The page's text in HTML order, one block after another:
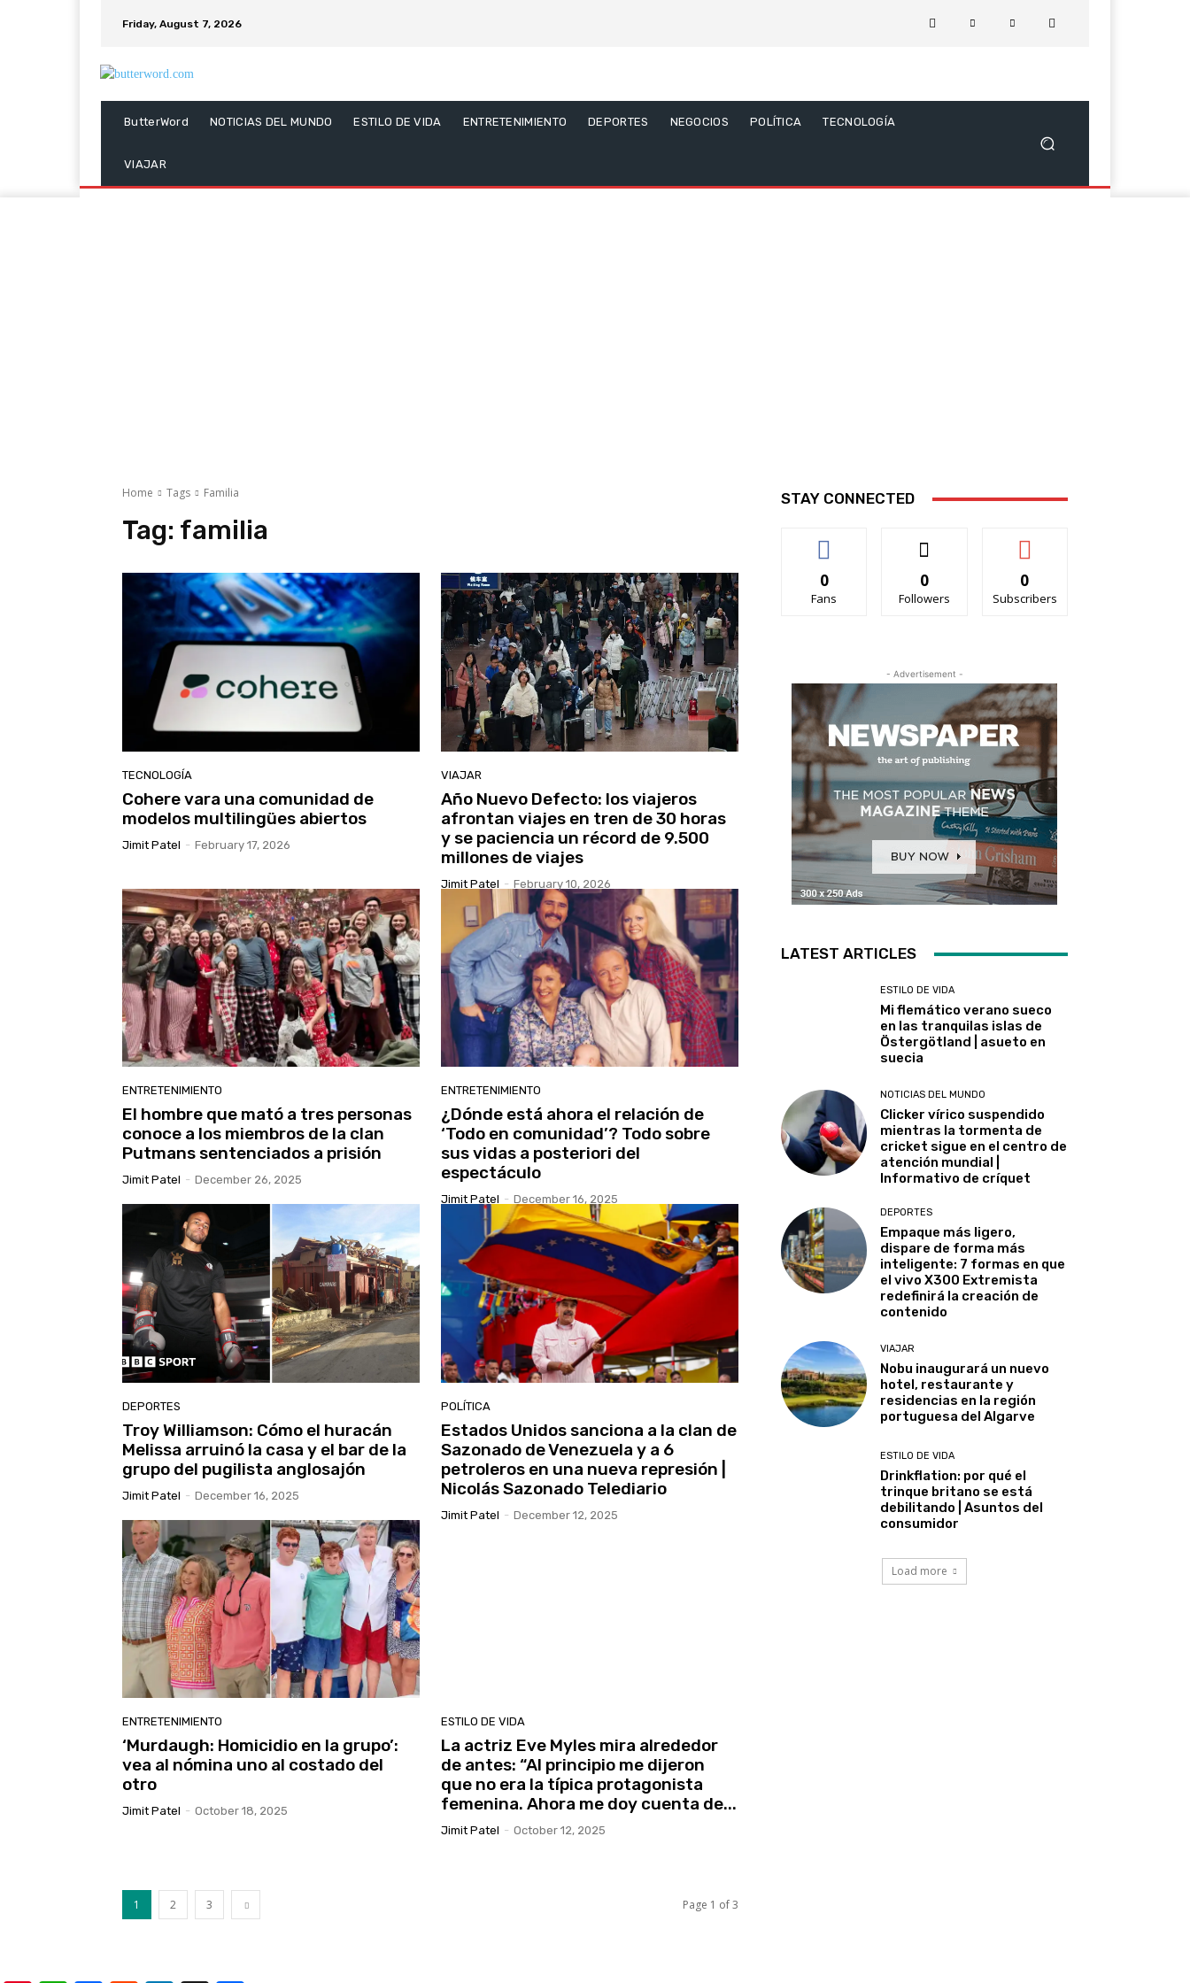
Friday, August 7, 2026
ButterWord NOTICIAS DEL MUNDO ESTILO DE VIDA ENTRETENIMIENTO DEPORTES NEGOCIOS POLÍTICA TECNOLOGÍA
VIAJAR
Home Tags Familia
Tag: familia
TECNOLOGÍA
Cohere vara una comunidad de
modelos multilingües abiertos
Jimit Patel - February 17, 2026
VIAJAR
Año Nuevo Defecto: los viajeros
afrontan viajes en tren de 30 horas
y se paciencia un récord de 9.500
millones de viajes
Jimit Patel - February 10, 2026
ENTRETENIMIENTO
El hombre que mató a tres personas
conoce a los miembros de la clan
Putmans sentenciados a prisión
Jimit Patel - December 26, 2025
ENTRETENIMIENTO
¿Dónde está ahora el relación de
‘Todo en comunidad’? Todo sobre
sus vidas a posteriori del
espectáculo
Jimit Patel - December 16, 2025
DEPORTES
Troy Williamson: Cómo el huracán
Melissa arruinó la casa y el bar de la
grupo del pugilista anglosajón
Jimit Patel - December 16, 2025
POLÍTICA
Estados Unidos sanciona a la clan de
Sazonado de Venezuela y a 6
petroleros en una nueva represión |
Nicolás Sazonado Telediario
Jimit Patel - December 12, 2025
ENTRETENIMIENTO
‘Murdaugh: Homicidio en la grupo’:
vea al nómina uno al costado del
otro
Jimit Patel - October 18, 2025
ESTILO DE VIDA
La actriz Eve Myles mira alrededor
de antes: “Al principio me dijeron
que no era la típica protagonista
femenina. Ahora me doy cuenta de...
Jimit Patel - October 12, 2025
1 2 3 Page 1 of 3
STAY CONNECTED
0
Fans
0
Followers
0
Subscribers
- Advertisement -
LATEST ARTICLES
ESTILO DE VIDA
Mi flemático verano sueco
en las tranquilas islas de
Östergötland | asueto en
suecia
NOTICIAS DEL MUNDO
Clicker vírico suspendido
mientras la tormenta de
cricket sigue en el centro de
atención mundial |
Informativo de críquet
DEPORTES
Empaque más ligero,
dispare de forma más
inteligente: 7 formas en que
el vivo X300 Extremista
redefinirá la creación de
contenido
VIAJAR
Nobu inaugurará un nuevo
hotel, restaurante y
residencias en la región
portuguesa del Algarve
ESTILO DE VIDA
Drinkflation: por qué el
trinque britano se está
debilitando | Asuntos del
consumidor
Load more